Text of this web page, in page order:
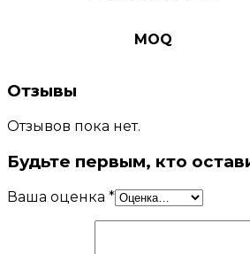
MOQ
Отзывы
Отзывов пока нет.
Будьте первым, кто
Ваша оценка *